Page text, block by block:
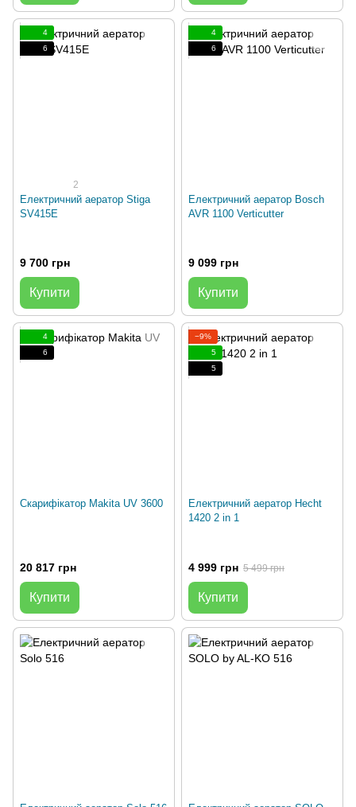
4
6
2
Електричний аератор Stiga
SV415E
9 700 грн
Купити
4
6
Електричний аератор Bosch
AVR 1100 Verticutter
9 099 грн
Купити
4
6
Скарифікатор Makita UV 3600
20 817 грн
Купити
−9%
5
5
Електричний аератор Hecht
1420 2 in 1
4 999 грн 5 499 грн
Купити